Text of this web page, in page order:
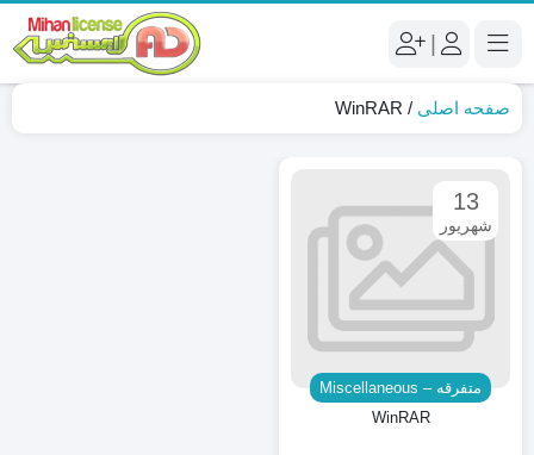
|
صفحه اصلی /
WinRAR
متفرقه – Miscellaneous
13
شهریور
WinRAR